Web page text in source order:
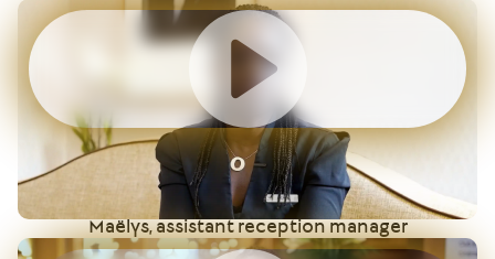
Maëlys, assistant reception manager